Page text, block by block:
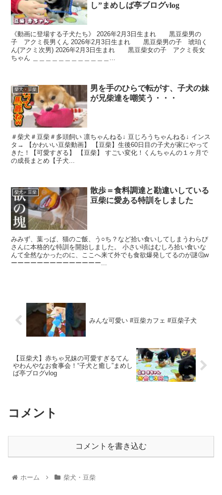
し”まめしば亭ブログvlog
《動画に登場する子犬たち》 2026年2月3日生まれ 黒豆柴男の
子 アクミ長男くん 2026年2月3日生まれ 黒豆柴男の子 琥珀く
ん(アクミ次男) 2026年2月3日生まれ 黒豆柴女の子 アクミ長女
ちゃん ＿＿＿＿＿＿＿＿＿＿＿＿...
柴犬・豆柴
男を手のひらで転がす、子犬の妹
が兄柴達を嘲笑う・・・
＃柴犬＃豆柴＃多頭飼い 凛ちゃんねる↓ 豆じろうちゃんねる↓ インス
タ→ 【かわいい豆柴動画】 【豆柴】生後60日目の子犬が家にやって
きた！【可愛すぎる】 【豆柴】 すごい変化！くんちゃんの１ヶ月で
の成長まとめ【子犬...
柴犬・豆柴
散歩＝食料調達と勘違いしている
豆柴に愛ある特訓をしました
みみず、葉っぱ、猫のご飯、う○ち？など拾い食いしてしまうわらび
さんに本格的な特訓を開始しました。 小さい頃はむしろ拾い食いな
んて全然なかったのに、ここへ来て外でも食欲爆発してるのが謎🤔w
ーーーーーーーーーーーーーー...
みんな可愛い #豆柴カフェ #豆柴子犬
【豆柴犬】赤ちゃ兄妹の可愛すぎるてん
やわんやなお食事会！“子犬と癒し”まめし
ば亭ブログvlog
コメント
コメントを書き込む
ホーム 柴犬・豆柴